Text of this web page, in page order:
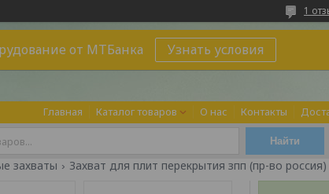
1
от МТБанка Узнать условия
Главная Каталог товаров О нас Контакты
Найти
захваты Захват для плит перекрытия зпп (пр-во россия)